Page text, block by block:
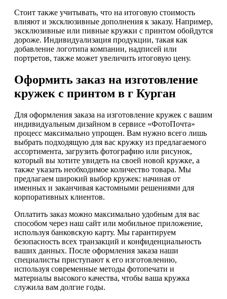
Стоит также учитывать, что на итоговую стоимость
влияют и эксклюзивные дополнения к заказу. Например,
эксклюзивные или пивные кружки с принтом обойдутся
дороже. Индивидуализация продукции, такая как
добавление логотипа компании, надписей или
портретов, также может увеличить итоговую цену.
Оформить заказ на изготовление
кружек с принтом в г Курган
Для оформления заказа на изготовление кружек с вашим
индивидуальным дизайном в сервисе «ФотоПочта»
процесс максимально упрощен. Вам нужно всего лишь
выбрать подходящую для вас кружку из предлагаемого
ассортимента, загрузить фотографию или рисунок,
который вы хотите увидеть на своей новой кружке, а
также указать необходимое количество товара. Мы
предлагаем широкий выбор кружек: начиная от
именных и заканчивая кастомными решениями для
корпоративных клиентов.
Оплатить заказ можно максимально удобным для вас
способом через наш сайт или мобильное приложение,
используя банковскую карту. Мы гарантируем
безопасность всех транзакций и конфиденциальность
ваших данных. После оформления заказа наши
специалисты приступают к его изготовлению,
используя современные методы фотопечати и
материалы высокого качества, чтобы ваша кружка
служила вам долгие годы.